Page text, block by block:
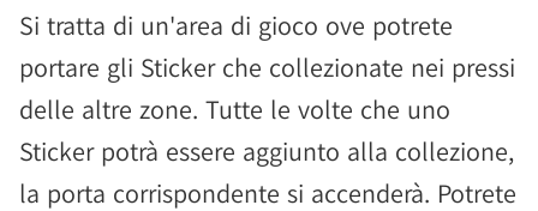
Si tratta di un'area di gioco ove potrete
portare gli Sticker che collezionate nei pressi
delle altre zone. Tutte le volte che uno
Sticker potrà essere aggiunto alla collezione,
la porta corrispondente si accenderà. Potrete